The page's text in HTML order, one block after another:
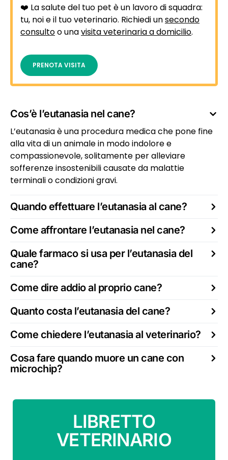
❤️ La salute del tuo pet è un lavoro di squadra:
tu, noi e il tuo veterinario. Richiedi unsecondo
consultoo unavisita veterinaria a domicilio.
PRENOTA VISITA
Cos’è l’eutanasia nel cane?
L’eutanasia è una procedura medica che pone fine
alla vita di un animale in modo indolore e
compassionevole, solitamente per alleviare
sofferenze insostenibili causate da malattie
terminali o condizioni gravi.
Quando effettuare l’eutanasia al cane?
Come affrontare l’eutanasia nel cane?
Quale farmaco si usa per l’eutanasia del
cane?
Come dire addio al proprio cane?
Quanto costa l’eutanasia del cane?
Come chiedere l’eutanasia al veterinario?
Cosa fare quando muore un cane con
microchip?
LIBRETTO
VETERINARIO